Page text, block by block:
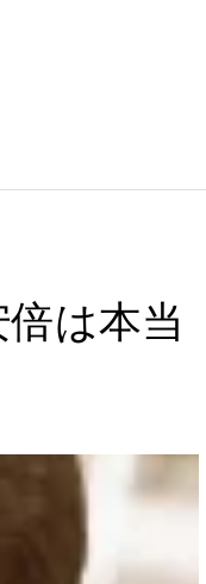
は本当